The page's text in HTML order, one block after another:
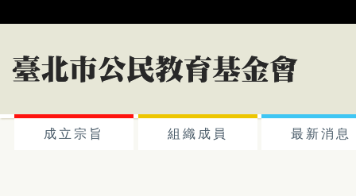
成立宗旨 組織成員 最新消息